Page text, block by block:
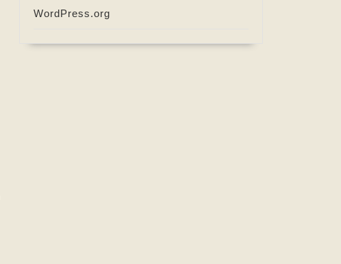
WordPress.org